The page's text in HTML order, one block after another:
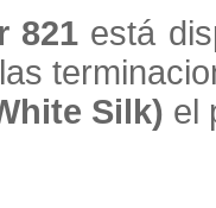
821 está
Silk) el